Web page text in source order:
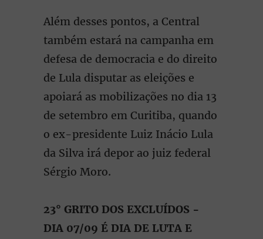
Além desses pontos, a Central
também estará na campanha em
defesa de democracia e do direito
de Lula disputar as eleições e
apoiará as mobilizações no dia 13
de setembro em Curitiba, quando
o ex-presidente Luiz Inácio Lula
da Silva irá depor ao juiz federal
Sérgio Moro.
23° GRITO DOS EXCLUÍDOS -
DIA 07/09 É DIA DE LUTA E